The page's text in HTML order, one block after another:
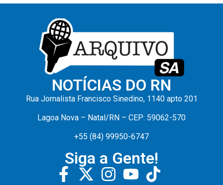
NOTÍCIAS DO RN
Rua Jornalista Francisco Sinedino, 1140 apto 201
Lagoa Nova – Natal/RN – CEP: 59062-570
+55 (84) 99950-6747
Siga a Gente!